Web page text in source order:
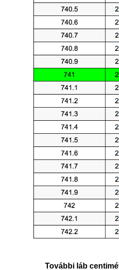
További láb